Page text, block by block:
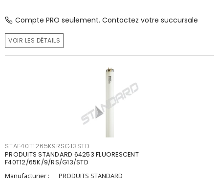
Compte PRO seulement. Contactez votre succursale
VOIR LES DÉTAILS
STAF40T1265K9RSG13STD
PRODUITS STANDARD 64253 FLUORESCENT
F40T12/65K/9/RS/G13/STD
Manufacturier :
PRODUITS STANDARD